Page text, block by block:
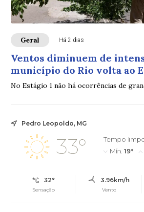
Geral Há 2 dias
Ventos diminuem de
município do Rio volta ao
No Estágio 1 não há ocorrências de
Pedro Leopoldo, MG
33°
Tempo
Mín. 19°
32°
Sensação
3.96km/h
Vento